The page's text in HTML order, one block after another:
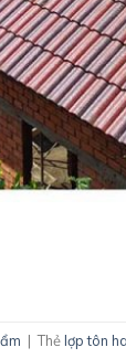
| Thẻ lợp tôn